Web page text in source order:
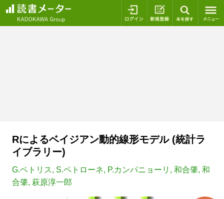
ログイン 新規登録
Rによるベイジアン動的線形モデル (統計ラ
イブラリー)
G.ペトリス, S.ペトローネ, P.カンパニョーリ , 和合肇, 和
合肇, 萩原淳一郎